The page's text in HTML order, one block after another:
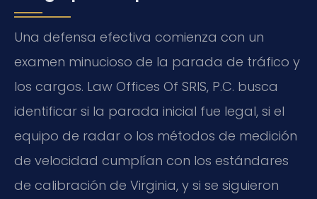
Una defensa efectiva comienza con un
examen minucioso de la parada de tráfico y
los cargos. Law Offices Of SRIS, P.C. busca
identificar si la parada inicial fue legal, si el
equipo de radar o los métodos de medición
de velocidad cumplían con los estándares
de calibración de Virginia, y si se siguieron